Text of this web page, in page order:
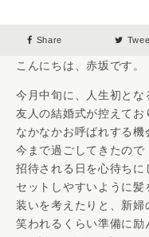
Share
こんにちは、赤坂です。
今月中旬に、人生初とな
友人の結婚式が控えてお
なかなかお呼ばれする機
今まで過ごしてきたので
招待される日を心待ちに
セットしやすいように髪
装いを考えたりと、新婦
笑われるくらい準備に励